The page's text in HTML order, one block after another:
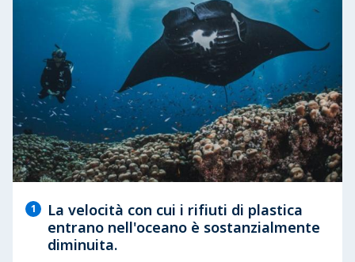
1
La velocità con cui i rifiuti di plastica
entrano nell'oceano è sostanzialmente
diminuita.